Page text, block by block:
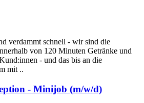
verdammt schnell - wir sind die
von 120 Minuten Getränke und
- und das bis an die
mit ..
- Minijob (m/w/d)